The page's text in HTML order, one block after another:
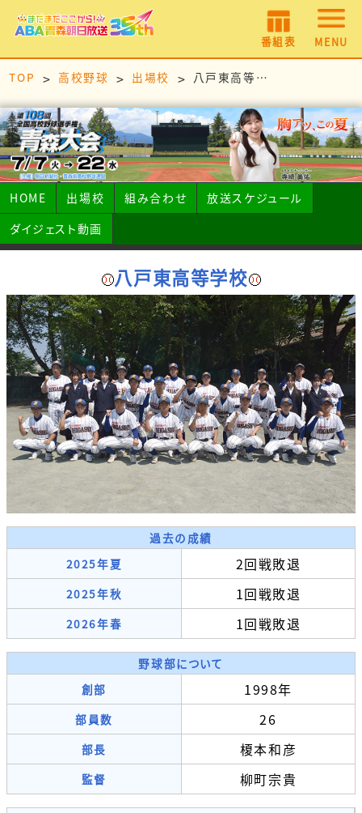
番組表 MENU
TOP 高校野球 出場校 八戸東高等学校
HOME 出場校 組み合わせ
放送スケジュール
ダイジェスト動画
八戸東高等学校
過去の成績
2025年夏
2回戦敗退
2025年秋 1回戦敗退
2026年春 1回戦敗退
野球部について
創部
1998年
部員数 26
部長 榎本和彦
監督 柳町宗貴